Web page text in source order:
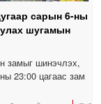
сарын 6-ны
шугамын
замыг шинэчлэх,
23:00 цагаас зам